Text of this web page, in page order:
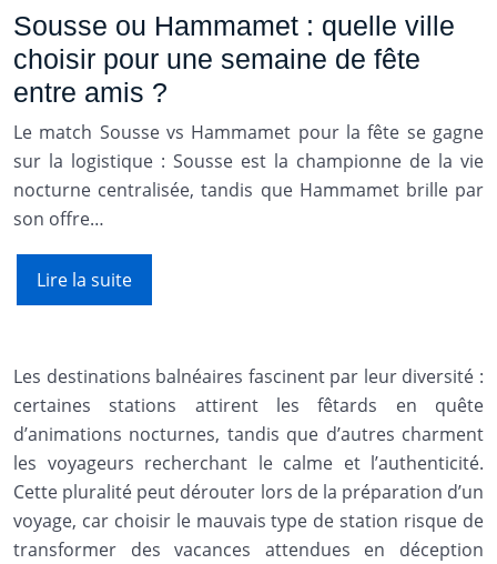
Sousse ou Hammamet : quelle ville
choisir pour une semaine de fête
entre amis ?
Le match Sousse vs Hammamet pour la fête se gagne
sur la logistique : Sousse est la championne de la vie
nocturne centralisée, tandis que Hammamet brille par
son offre…
Lire la suite
Les destinations balnéaires fascinent par leur diversité :
certaines stations attirent les fêtards en quête
d’animations nocturnes, tandis que d’autres charment
les voyageurs recherchant le calme et l’authenticité.
Cette pluralité peut dérouter lors de la préparation d’un
voyage, car choisir le mauvais type de station risque de
transformer des vacances attendues en déception